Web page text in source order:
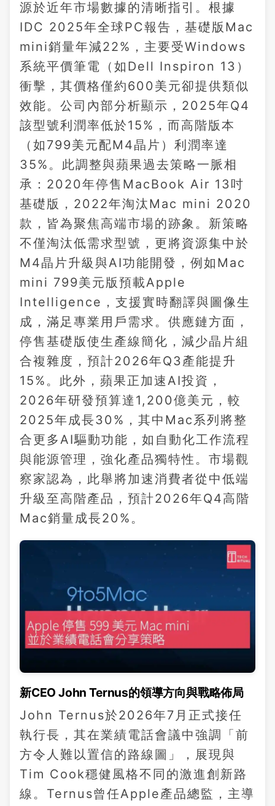
源於近年市場數據的清晰指引。根據
IDC 2025年全球PC報告，基礎版Mac
mini銷量年減22%，主要受Windows
系統平價筆電（如Dell Inspiron 13）
衝擊，其價格僅約600美元卻提供類似
效能。公司內部分析顯示，2025年Q4
該型號利潤率低於15%，而高階版本
（如799美元配M4晶片）利潤率達
35%。此調整與蘋果過去策略一脈相
承：2020年停售MacBook Air 13吋
基礎版，2022年淘汰Mac mini 2020
款，皆為聚焦高端市場的跡象。新策略
不僅淘汰低需求型號，更將資源集中於
M4晶片升級與AI功能開發，例如Mac
mini 799美元版預載Apple
Intelligence，支援實時翻譯與圖像生
成，滿足專業用戶需求。供應鏈方面，
停售基礎版使生產線簡化，減少晶片組
合複雜度，預計2026年Q3產能提升
15%。此外，蘋果正加速AI投資，
2026年研發預算達1,200億美元，較
2025年成長30%，其中Mac系列將整
合更多AI驅動功能，如自動化工作流程
與能源管理，強化產品獨特性。市場觀
察家認為，此舉將加速消費者從中低端
升級至高階產品，預計2026年Q4高階
Mac銷量成長20%。
新CEO John Ternus的領導方向與戰略佈局
John Ternus於2026年7月正式接任
執行長，其在業績電話會議中強調「前
方令人難以置信的路線圖」，展現與
Tim Cook穩健風格不同的激進創新路
線。Ternus曾任Apple產品總監，主導